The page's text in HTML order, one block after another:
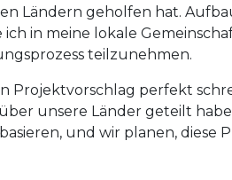
Ländern geholfen hat.
in meine lokale
teilzunehmen.
Projektvorschlag perfekt
unsere Länder geteilt
und wir planen, diese